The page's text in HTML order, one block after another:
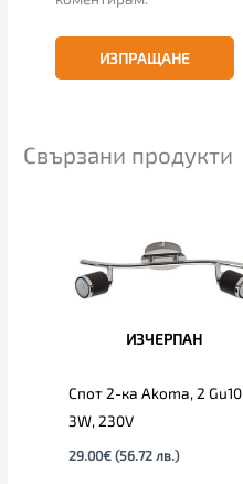
Свързани продукти
ИЗЧЕРПАН
Спот 2-ка Akoma, 2 Gu10
3W, 230V
29.00€ (56.72 лв.)